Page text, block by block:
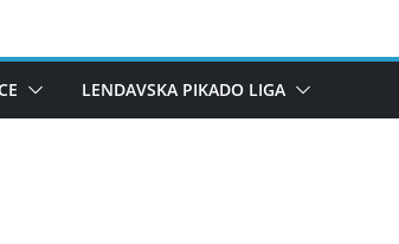
LENDAVSKA PIKADO LIGA